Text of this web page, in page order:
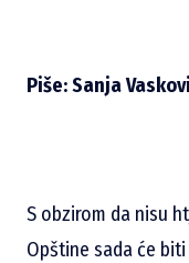
Piše: Sanja
S obzirom da nisu
Opštine sada će